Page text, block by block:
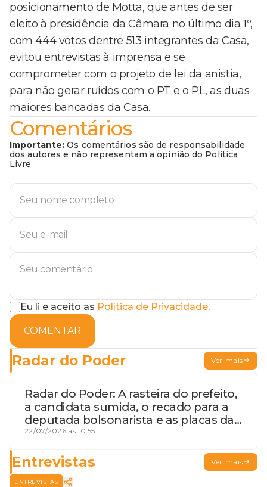
posicionamento de Motta, que antes de ser
eleito à presidência da Câmara no último dia 1º,
com 444 votos dentre 513 integrantes da Casa,
evitou entrevistas à imprensa e se
comprometer com o projeto de lei da anistia,
para não gerar ruídos com o PT e o PL, as duas
maiores bancadas da Casa.
Comentários
Importante: Os comentários são de responsabilidade
dos autores e não representam a opinião do Política
Livre
Eu li e aceito as Política de Privacidade.
COMENTAR
Radar do Poder Ver mais
Radar do Poder: A rasteira do prefeito,
a candidata sumida, o recado para a
deputada bolsonarista e as placas da
discórdia
22/07/2026 às 10:55
Entrevistas Ver mais
ENTREVISTAS